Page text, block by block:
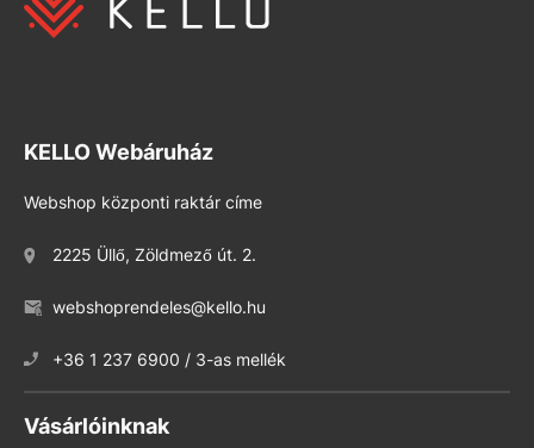
KELLO Webáruház
Webshop központi raktár címe
2225 Üllő, Zöldmező út. 2.
webshoprendeles@kello.hu
+36 1 237 6900 / 3-as mellék
Vásárlóinknak